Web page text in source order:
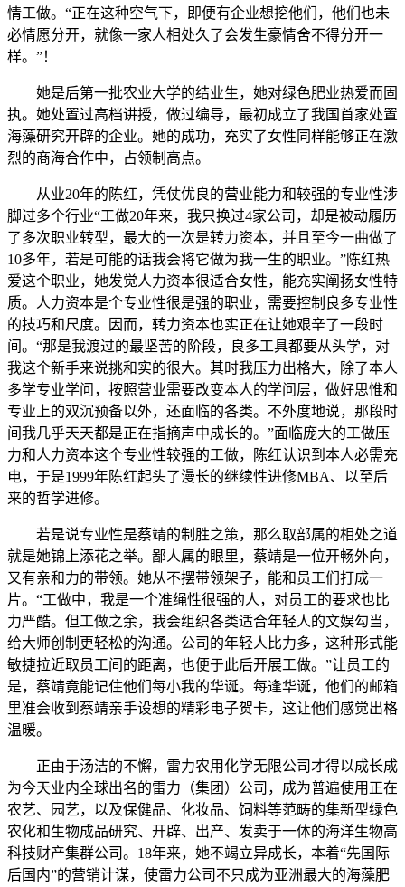
情工做。“正在这种空气下，即便有企业想挖他们，他们也未
必情愿分开，就像一家人相处久了会发生豪情舍不得分开一
样。”！
她是后第一批农业大学的结业生，她对绿色肥业热爱而固
执。她处置过高档讲授，做过编导，最初成立了我国首家处置
海藻研究开辟的企业。她的成功，充实了女性同样能够正在激
烈的商海合作中，占领制高点。
从业20年的陈红，凭仗优良的营业能力和较强的专业性涉
脚过多个行业“工做20年来，我只换过4家公司，却是被动履历
了多次职业转型，最大的一次是转力资本，并且至今一曲做了
10多年，若是可能的话我会将它做为我一生的职业。”陈红热
爱这个职业，她发觉人力资本很适合女性，能充实阐扬女性特
质。人力资本是个专业性很是强的职业，需要控制良多专业性
的技巧和尺度。因而，转力资本也实正在让她艰辛了一段时
间。“那是我渡过的最坚苦的阶段，良多工具都要从头学，对
我这个新手来说挑和实的很大。其时我压力出格大，除了本人
多学专业学问，按照营业需要改变本人的学问层，做好思惟和
专业上的双沉预备以外，还面临的各类。不外度地说，那段时
间我几乎天天都是正在指摘声中成长的。”面临庞大的工做压
力和人力资本这个专业性较强的工做，陈红认识到本人必需充
电，于是1999年陈红起头了漫长的继续性进修MBA、以至后
来的哲学进修。
若是说专业性是蔡靖的制胜之策，那么取部属的相处之道
就是她锦上添花之举。鄙人属的眼里，蔡靖是一位开畅外向，
又有亲和力的带领。她从不摆带领架子，能和员工们打成一
片。“工做中，我是一个准绳性很强的人，对员工的要求也比
力严酷。但工做之余，我会组织各类适合年轻人的文娱勾当，
给大师创制更轻松的沟通。公司的年轻人比力多，这种形式能
敏捷拉近取员工间的距离，也便于此后开展工做。”让员工的
是，蔡靖竟能记住他们每小我的华诞。每逢华诞，他们的邮箱
里准会收到蔡靖亲手设想的精彩电子贺卡，这让他们感觉出格
温暖。
正由于汤洁的不懈，雷力农用化学无限公司才得以成长成
为今天业内全球出名的雷力（集团）公司，成为普遍使用正在
农艺、园艺，以及保健品、化妆品、饲料等范畴的集新型绿色
农化和生物成品研究、开辟、出产、发卖于一体的海洋生物高
科技财产集群公司。18年来，她不竭立异成长，本着“先国际
后国内”的营销计谋，使雷力公司不只成为亚洲最大的海藻肥